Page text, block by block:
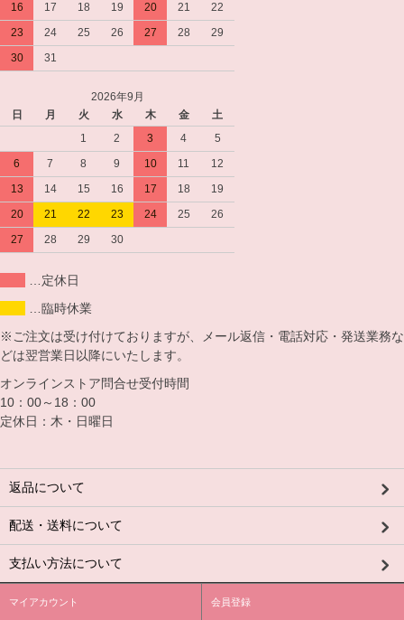
16
17 18 19 20 21
22
23
24 25 26 27 28
29
30
31
2026年9月
日
月 火 水 木 金
土
1
2 3 4
5
6
7 8 9 10 11
12
13
14 15 16 17 18
19
20
21 22 23 24 25
26
27
28 29 30
…定休日
…臨時休業
※ご注文は受け付けておりますが、メール返信・電話対応・発送業務な
どは翌営業日以降にいたします。
オンラインストア問合せ受付時間
10：00～18：00
定休日：木・日曜日
返品について
配送・送料について
支払い方法について
マイアカウント 会員登録